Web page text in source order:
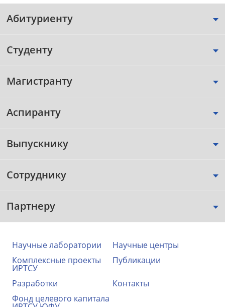
Абитуриенту
Студенту
Магистранту
Аспиранту
Выпускнику
Сотруднику
Партнеру
Научные лаборатории
Научные центры
Комплексные проекты
ИРТСУ
Публикации
Разработки
Контакты
Фонд целевого капитала